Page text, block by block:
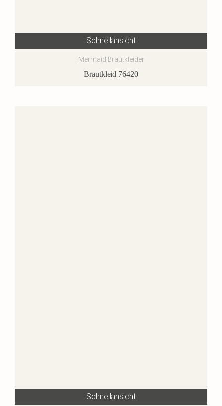
Schnellansicht
Mermaid Brautkleider
Brautkleid 76420
Schnellansicht